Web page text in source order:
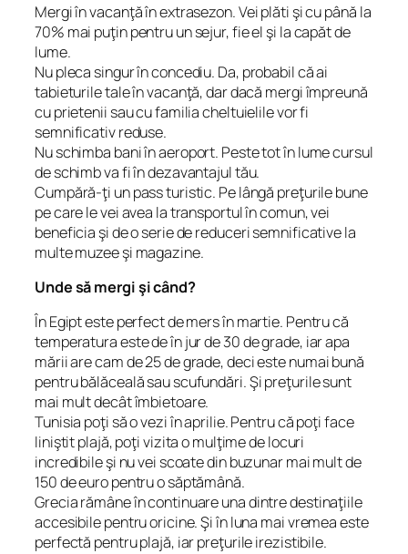
Mergi în vacanţă în extrasezon. Vei plăti şi cu până la
70% mai puţin pentru un sejur, fie el şi la capăt de
lume.
Nu pleca singur în concediu. Da, probabil că ai
tabieturile tale în vacanţă, dar dacă mergi împreună
cu prietenii sau cu familia cheltuielile vor fi
semnificativ reduse.
Nu schimba bani în aeroport. Peste tot în lume cursul
de schimb va fi în dezavantajul tău.
Cumpără-ţi un pass turistic. Pe lângă preţurile bune
pe care le vei avea la transportul în comun, vei
beneficia şi de o serie de reduceri semnificative la
multe muzee şi magazine.
Unde să mergi şi când?
În Egipt este perfect de mers în martie. Pentru că
temperatura este de în jur de 30 de grade, iar apa
mării are cam de 25 de grade, deci este numai bună
pentru bălăceală sau scufundări. Şi preţurile sunt
mai mult decât îmbietoare.
Tunisia poţi să o vezi în aprilie. Pentru că poţi face
liniştit plajă, poţi vizita o mulţime de locuri
incredibile şi nu vei scoate din buzunar mai mult de
150 de euro pentru o săptămână.
Grecia rămâne în continuare una dintre destinaţiile
accesibile pentru oricine. Şi în luna mai vremea este
perfectă pentru plajă, iar preţurile irezistibile.